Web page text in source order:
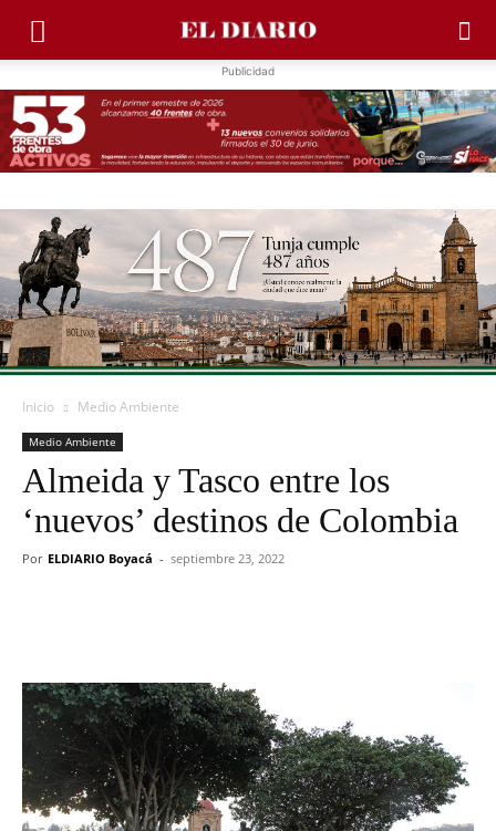
Publicidad
Inicio Medio Ambiente
Medio Ambiente
Almeida y Tasco entre los
‘nuevos’ destinos de Colombia
Por ELDIARIO Boyacá - septiembre 23, 2022